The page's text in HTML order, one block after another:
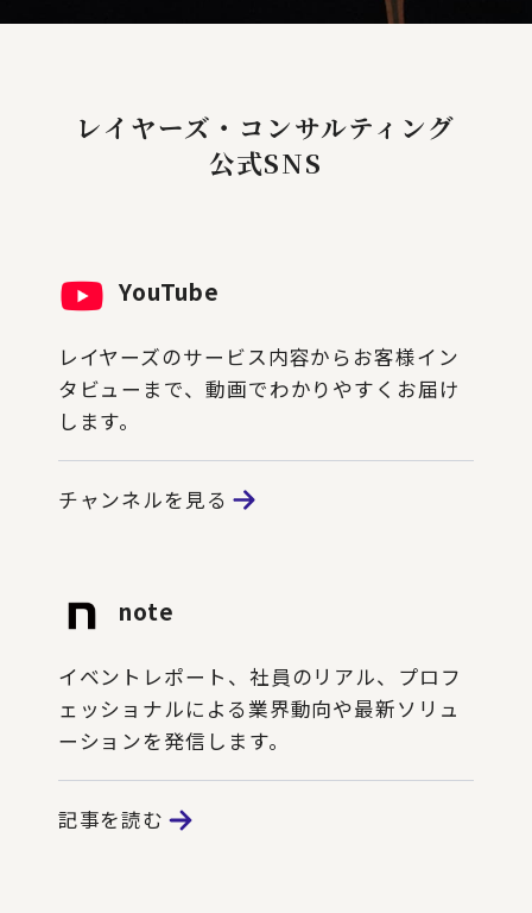
レイヤーズ・コンサルティング
公式SNS
YouTube
レイヤーズのサービス内容からお客様イン
タビューまで、動画でわかりやすくお届け
します。
チャンネルを見る
note
イベントレポート、社員のリアル、プロフ
ェッショナルによる業界動向や最新ソリュ
ーションを発信します。
記事を読む